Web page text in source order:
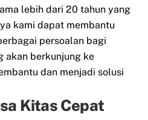
lebih dari 20 tahun yang
kami dapat membantu
persoalan bagi
akan berkunjung ke
dan menjadi solusi
Kitas Cepat